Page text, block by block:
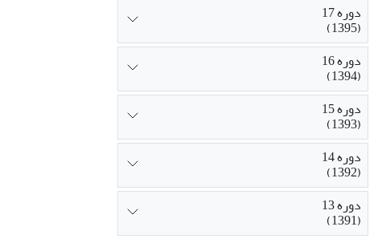
دوره 17
(1395)
دوره 16
(1394)
دوره 15
(1393)
دوره 14
(1392)
دوره 13
(1391)